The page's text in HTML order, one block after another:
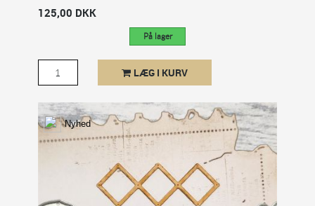
125,00 DKK
På lager
LÆG I KURV
Nyhed